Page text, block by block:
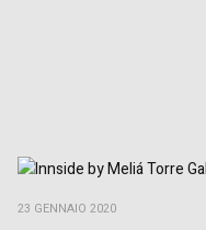
23 GENNAIO 2020